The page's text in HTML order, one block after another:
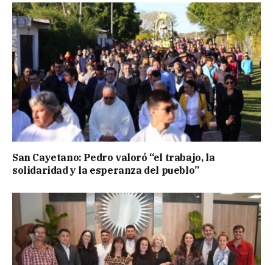
San Cayetano: Pedro valoró “el trabajo, la
solidaridad y la esperanza del pueblo”